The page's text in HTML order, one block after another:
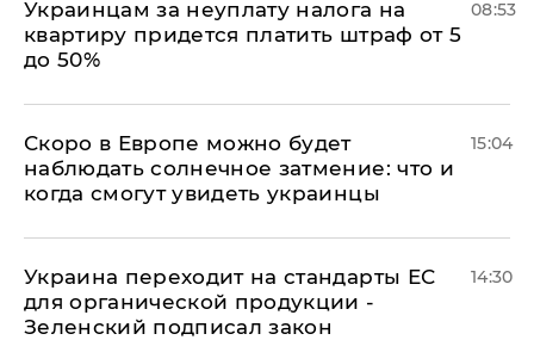
Украинцам за неуплату налога на
квартиру придется платить штраф от 5
до 50%
08:53
Скоро в Европе можно будет
наблюдать солнечное затмение: что и
когда смогут увидеть украинцы
15:04
Украина переходит на стандарты ЕС
для органической продукции -
Зеленский подписал закон
14:30